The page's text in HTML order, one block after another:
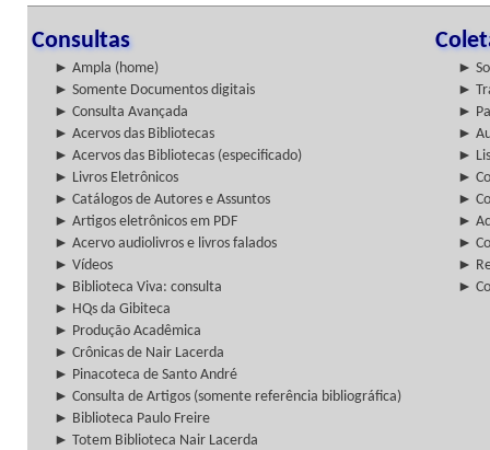
Consultas
► Ampla (home)
►
► Somente Documentos digitais
►
► Consulta Avançada
►
► Acervos das Bibliotecas
►
► Acervos das Bibliotecas (especificado)
►
► Livros Eletrônicos
►
► Catálogos de Autores e Assuntos
►
► Artigos eletrônicos em PDF
►
► Acervo audiolivros e livros falados
►
► Vídeos
►
► Biblioteca Viva: consulta
►
► HQs da Gibiteca
► Produção Acadêmica
► Crônicas de Nair Lacerda
► Pinacoteca de Santo André
► Consulta de Artigos (somente referência bibliográfica)
► Biblioteca Paulo Freire
► Totem Biblioteca Nair Lacerda